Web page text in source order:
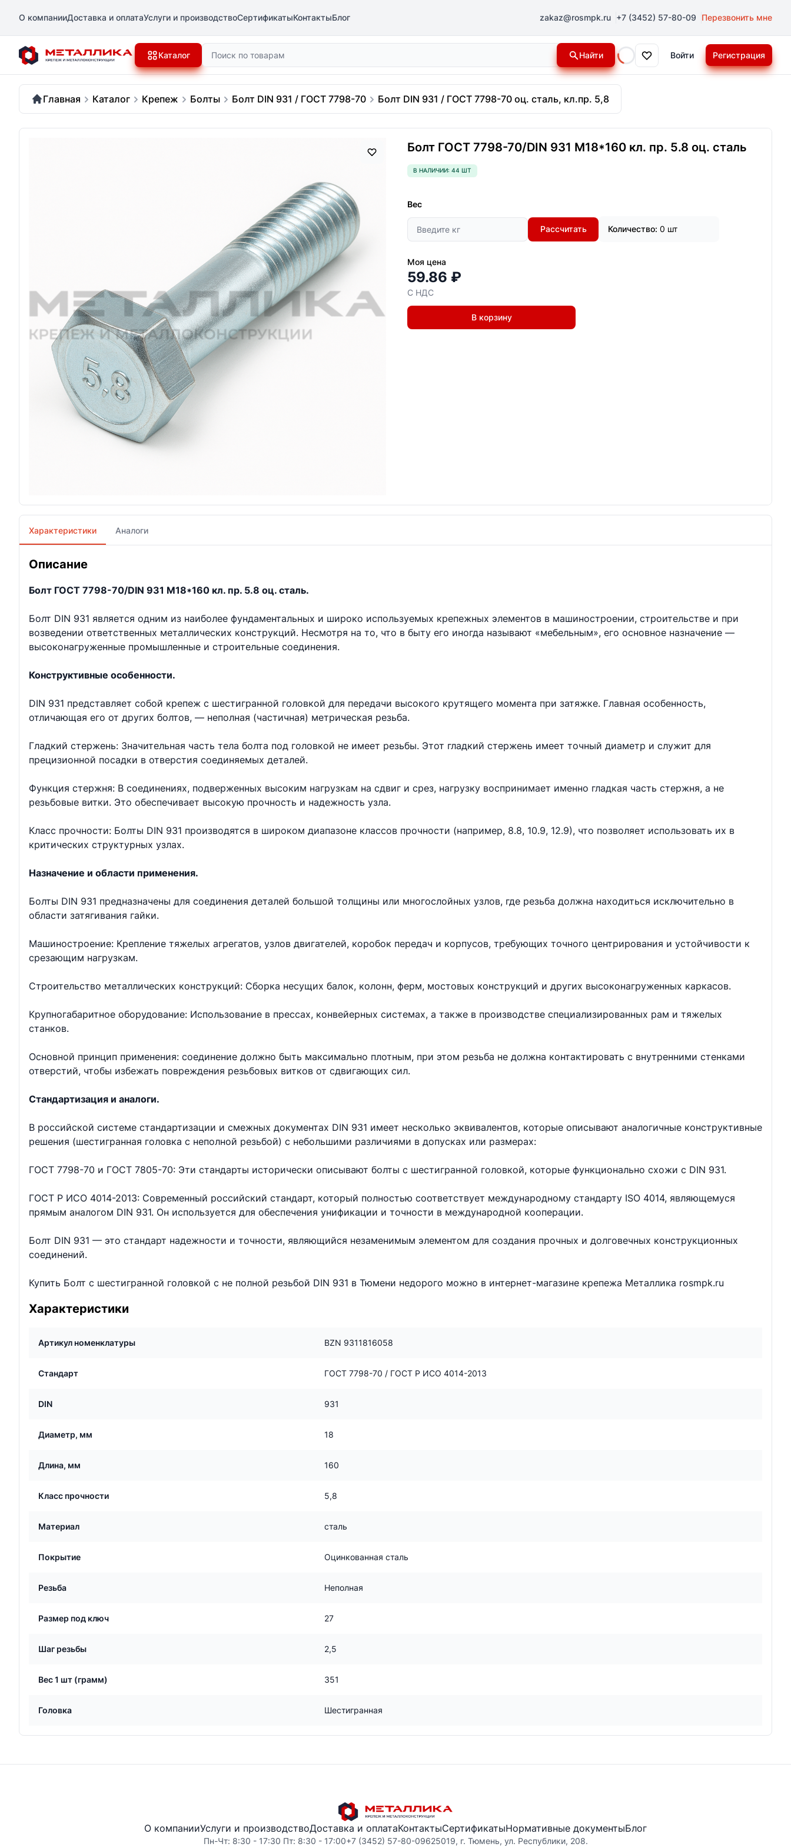
О компанииДоставка и оплатаУслуги и производствоСертификатыКонтактыБлог zakaz@rosmpk.ru +7 (3452) 57-80-09 Перезвонить мне
Каталог Поиск Найти
Loading...
Войти Регистрация
Главная Каталог Крепеж Болты Болт DIN 931 / ГОСТ 7798-70 Болт DIN 931 / ГОСТ 7798-70 оц. сталь, кл.пр. 5,8
Болт ГОСТ 7798-70/DIN 931 М18*160 кл. пр. 5.8 оц. сталь
В НАЛИЧИИ: 44 ШТ
Вес
Рассчитать Количество: 0 шт
Моя цена
59.86 ₽
С НДС
В корзину
Характеристики Аналоги
Описание
Болт ГОСТ 7798-70/DIN 931 М18*160 кл. пр. 5.8 оц. сталь.
Болт DIN 931 является одним из наиболее фундаментальных и широко используемых крепежных элементов в машиностроении, строительстве и при
возведении ответственных металлических конструкций. Несмотря на то, что в быту его иногда называют «мебельным», его основное назначение —
высоконагруженные промышленные и строительные соединения.
Конструктивные особенности.
DIN 931 представляет собой крепеж с шестигранной головкой для передачи высокого крутящего момента при затяжке. Главная особенность,
отличающая его от других болтов, — неполная (частичная) метрическая резьба.
Гладкий стержень: Значительная часть тела болта под головкой не имеет резьбы. Этот гладкий стержень имеет точный диаметр и служит для
прецизионной посадки в отверстия соединяемых деталей.
Функция стержня: В соединениях, подверженных высоким нагрузкам на сдвиг и срез, нагрузку воспринимает именно гладкая часть стержня, а не
резьбовые витки. Это обеспечивает высокую прочность и надежность узла.
Класс прочности: Болты DIN 931 производятся в широком диапазоне классов прочности (например, 8.8, 10.9, 12.9), что позволяет использовать их в
критических структурных узлах.
Назначение и области применения.
Болты DIN 931 предназначены для соединения деталей большой толщины или многослойных узлов, где резьба должна находиться исключительно в
области затягивания гайки.
Машиностроение: Крепление тяжелых агрегатов, узлов двигателей, коробок передач и корпусов, требующих точного центрирования и устойчивости к
срезающим нагрузкам.
Строительство металлических конструкций: Сборка несущих балок, колонн, ферм, мостовых конструкций и других высоконагруженных каркасов.
Крупногабаритное оборудование: Использование в прессах, конвейерных системах, а также в производстве специализированных рам и тяжелых
станков.
Основной принцип применения: соединение должно быть максимально плотным, при этом резьба не должна контактировать с внутренними стенками
отверстий, чтобы избежать повреждения резьбовых витков от сдвигающих сил.
Стандартизация и аналоги.
В российской системе стандартизации и смежных документах DIN 931 имеет несколько эквивалентов, которые описывают аналогичные конструктивные
решения (шестигранная головка с неполной резьбой) с небольшими различиями в допусках или размерах:
ГОСТ 7798-70 и ГОСТ 7805-70: Эти стандарты исторически описывают болты с шестигранной головкой, которые функционально схожи с DIN 931.
ГОСТ Р ИСО 4014-2013: Современный российский стандарт, который полностью соответствует международному стандарту ISO 4014, являющемуся
прямым аналогом DIN 931. Он используется для обеспечения унификации и точности в международной кооперации.
Болт DIN 931 — это стандарт надежности и точности, являющийся незаменимым элементом для создания прочных и долговечных конструкционных
соединений.
Купить Болт с шестигранной головкой с не полной резьбой DIN 931 в Тюмени недорого можно в интернет-магазине крепежа Металлика rosmpk.ru
Характеристики
Артикул номенклатуры BZN 9311816058
Стандарт ГОСТ 7798-70 / ГОСТ Р ИСО 4014-2013
DIN 931
Диаметр, мм 18
Длина, мм 160
Класс прочности 5,8
Материал сталь
Покрытие Оцинкованная сталь
Резьба Неполная
Размер под ключ 27
Шаг резьбы 2,5
Вес 1 шт (грамм) 351
Головка Шестигранная
О компанииУслуги и производствоДоставка и оплатаКонтактыСертификатыНормативные документыБлог
Пн-Чт: 8:30 - 17:30 Пт: 8:30 - 17:00+7 (3452) 57-80-09625019, г. Тюмень, ул. Республики, 208.